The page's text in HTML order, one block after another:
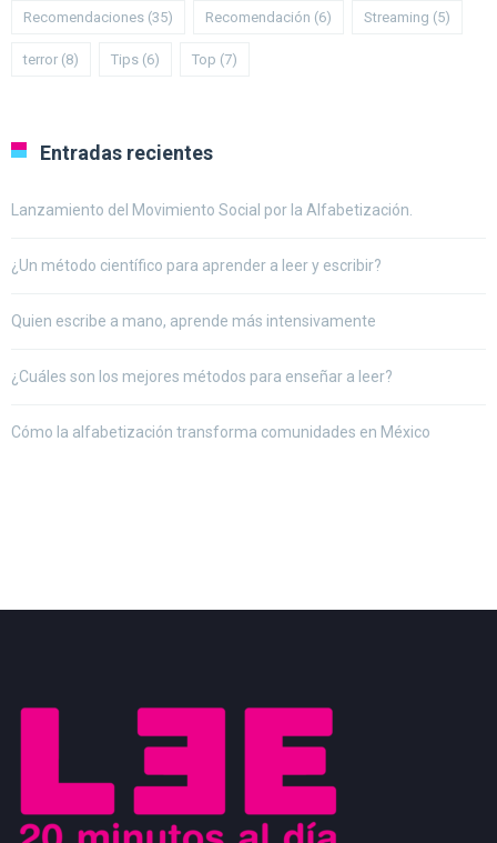
Recomendaciones (35) Recomendación (6) Streaming (5)
terror (8) Tips (6) Top (7)
Entradas recientes
Lanzamiento del Movimiento Social por la Alfabetización.
¿Un método científico para aprender a leer y escribir?
Quien escribe a mano, aprende más intensivamente
¿Cuáles son los mejores métodos para enseñar a leer?
Cómo la alfabetización transforma comunidades en México